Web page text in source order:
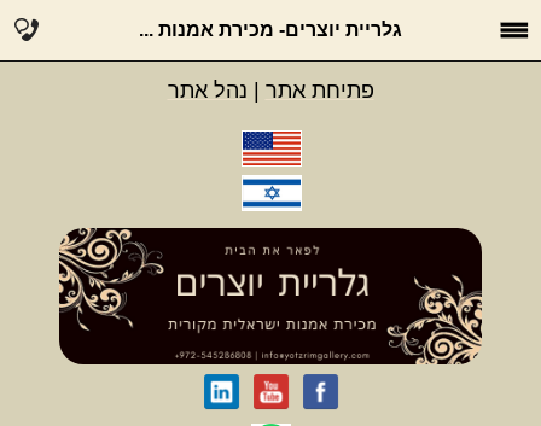
גלריית יוצרים- מכירת אמנות ...
פתיחת אתר נהל אתר